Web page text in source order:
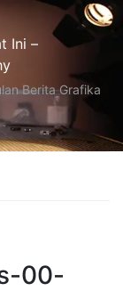
Ini –
Berita Grafika
00-